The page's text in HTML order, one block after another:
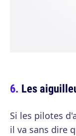
Les
Si les pilotes
il va sans dire